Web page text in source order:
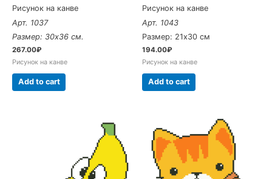
Рисунок на канве
Арт. 1037
Размер: 30х36 см.
267.00₽
Рисунок на канве
Add to cart
Рисунок на канве
Арт. 1043
Размер: 21х30 см
194.00₽
Рисунок на канве
Add to cart